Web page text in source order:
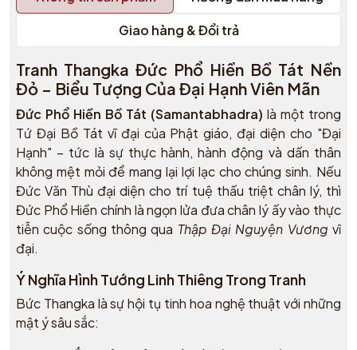
Giao hàng & Đổi trả
Tranh Thangka Đức Phổ Hiền Bồ Tát Nền
Đỏ – Biểu Tượng Của Đại Hạnh Viên Mãn
Đức Phổ Hiền Bồ Tát (Samantabhadra) là một trong
Tứ Đại Bồ Tát vĩ đại của Phật giáo, đại diện cho "Đại
Hạnh" – tức là sự thực hành, hành động và dấn thân
không mệt mỏi để mang lại lợi lạc cho chúng sinh. Nếu
Đức Văn Thù đại diện cho trí tuệ thấu triệt chân lý, thì
Đức Phổ Hiền chính là ngọn lửa đưa chân lý ấy vào thực
tiễn cuộc sống thông qua Thập Đại Nguyện Vương vĩ
đại.
Ý Nghĩa Hình Tướng Linh Thiêng Trong Tranh
Bức Thangka là sự hội tụ tinh hoa nghệ thuật với những
mật ý sâu sắc: